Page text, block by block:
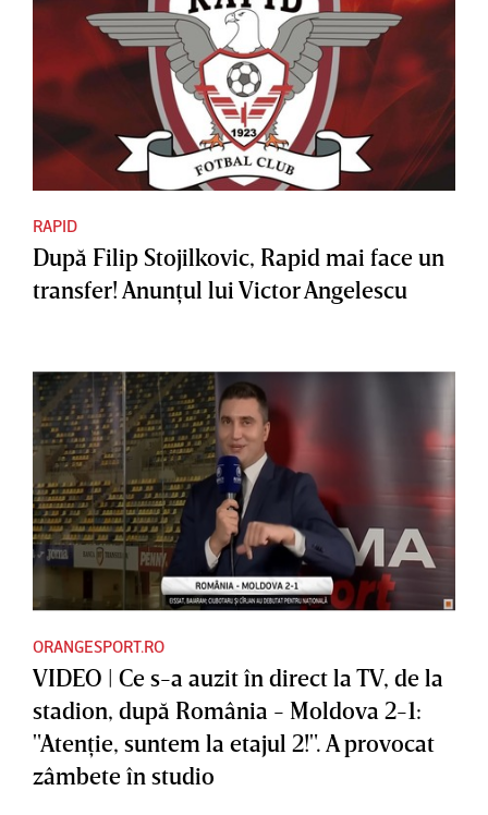
RAPID
După Filip Stojilkovic, Rapid mai face un
transfer! Anunţul lui Victor Angelescu
ORANGESPORT.RO
VIDEO | Ce s-a auzit în direct la TV, de la
stadion, după România - Moldova 2-1:
"Atenţie, suntem la etajul 2!". A provocat
zâmbete în studio